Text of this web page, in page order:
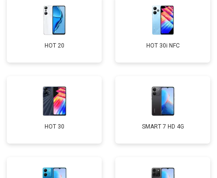
HOT 20 HOT 30i NFC
HOT 30 SMART 7 HD 4G